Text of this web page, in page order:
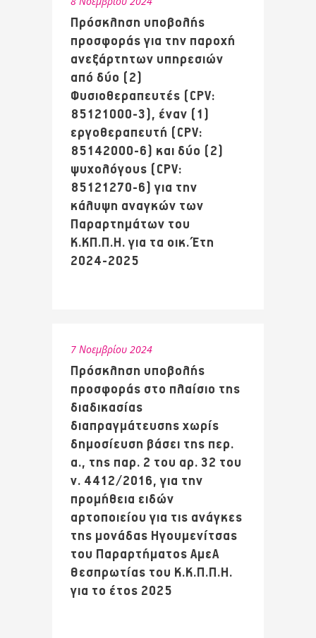
Πρόσκληση υποβολής
προσφοράς για την παροχή
ανεξάρτητων υπηρεσιών
από δύο (2)
Φυσιοθεραπευτές (CPV:
85121000-3), έναν (1)
εργοθεραπευτή (CPV:
85142000-6) και δύο (2)
ψυχολόγους (CPV:
85121270-6) για την
κάλυψη αναγκών των
Παραρτημάτων του
Κ.ΚΠ.Π.Η. για τα οικ. Έτη
2024-2025
7 Νοεμβρίου 2024
Πρόσκληση υποβολής
προσφοράς στο πλαίσιο της
διαδικασίας
διαπραγμάτευσης χωρίς
δημοσίευση βάσει της περ.
α., της παρ. 2 του αρ. 32 του
ν. 4412/2016, για την
προμήθεια ειδών
αρτοποιείου για τις ανάγκες
της μονάδας Ηγουμενίτσας
του Παραρτήματος ΑμεΑ
Θεσπρωτίας του Κ.Κ.Π.Π.Η.
για το έτος 2025